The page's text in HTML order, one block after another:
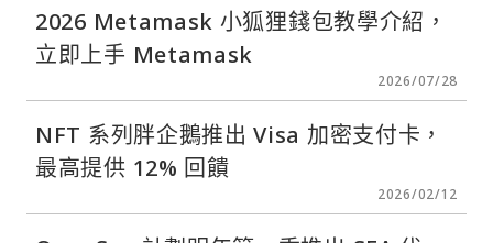
2026 Metamask 小狐狸錢包教學介紹，
立即上手 Metamask
2026/07/28
NFT 系列胖企鵝推出 Visa 加密支付卡，
最高提供 12% 回饋
2026/02/12